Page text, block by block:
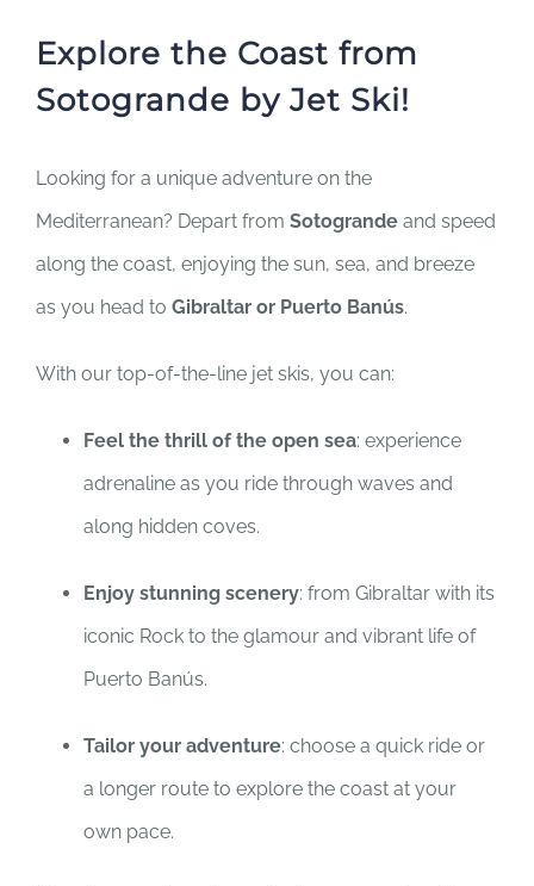
Explore the Coast from
Sotogrande by Jet Ski!
Looking for a unique adventure on the
Mediterranean? Depart from Sotogrande and speed
along the coast, enjoying the sun, sea, and breeze
as you head to Gibraltar or Puerto Banús.
With our top-of-the-line jet skis, you can:
Feel the thrill of the open sea: experience
adrenaline as you ride through waves and
along hidden coves.
Enjoy stunning scenery: from Gibraltar with its
iconic Rock to the glamour and vibrant life of
Puerto Banús.
Tailor your adventure: choose a quick ride or
a longer route to explore the coast at your
own pace.